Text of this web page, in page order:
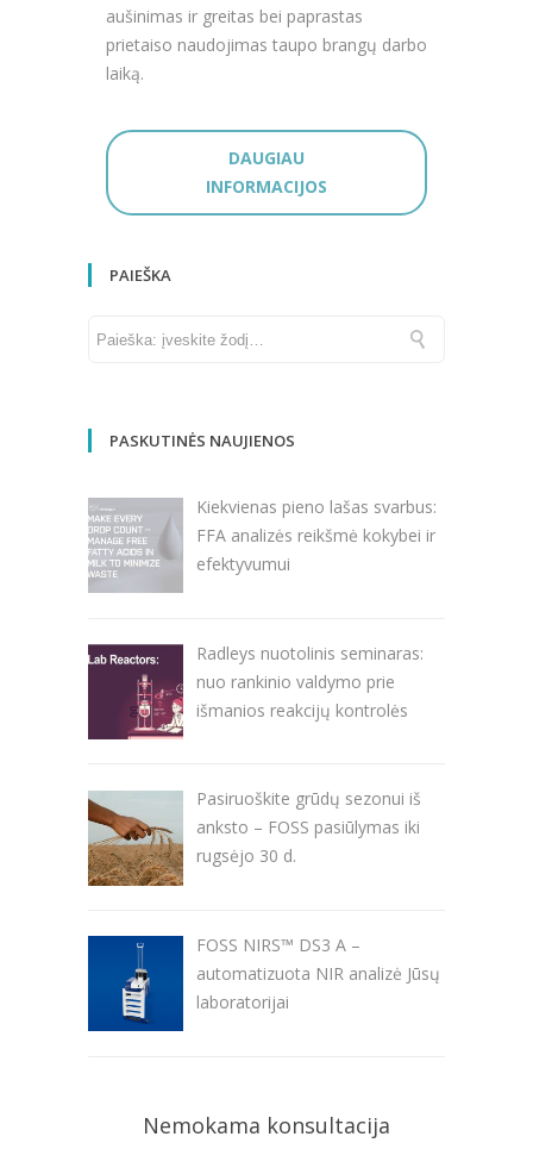
aušinimas ir greitas bei paprastas
prietaiso naudojimas taupo brangų darbo
laiką.
DAUGIAU
INFORMACIJOS
PAIEŠKA
PASKUTINĖS NAUJIENOS
Kiekvienas pieno lašas svarbus:
FFA analizės reikšmė kokybei ir
efektyvumui
Radleys nuotolinis seminaras:
nuo rankinio valdymo prie
išmanios reakcijų kontrolės
Pasiruoškite grūdų sezonui iš
anksto – FOSS pasiūlymas iki
rugsėjo 30 d.
FOSS NIRS™ DS3 A –
automatizuota NIR analizė Jūsų
laboratorijai
Nemokama konsultacija